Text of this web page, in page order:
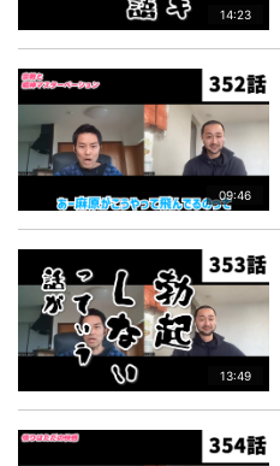
14:23
09:46
13:49